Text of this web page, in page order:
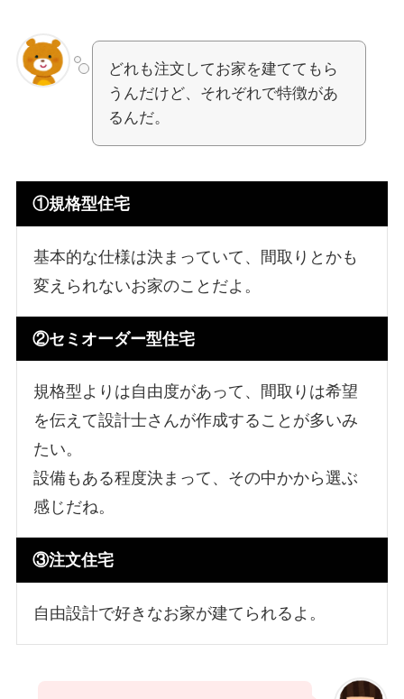
どれも注文してお家を建ててもら
うんだけど、それぞれで特徴があ
るんだ。
①規格型住宅
基本的な仕様は決まっていて、間取りとかも
変えられないお家のことだよ。
②セミオーダー型住宅
規格型よりは自由度があって、間取りは希望
を伝えて設計士さんが作成することが多いみ
たい。
設備もある程度決まって、その中かから選ぶ
感じだね。
③注文住宅
自由設計で好きなお家が建てられるよ。